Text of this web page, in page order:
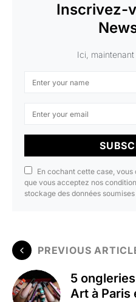
Inscrivez-
Ici,
En cochant cette case,
que vous acceptez nos
stockage des données
PREVIOUS
5
Art à Paris